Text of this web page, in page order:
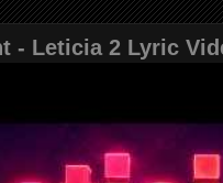
- Leticia 2 Lyric